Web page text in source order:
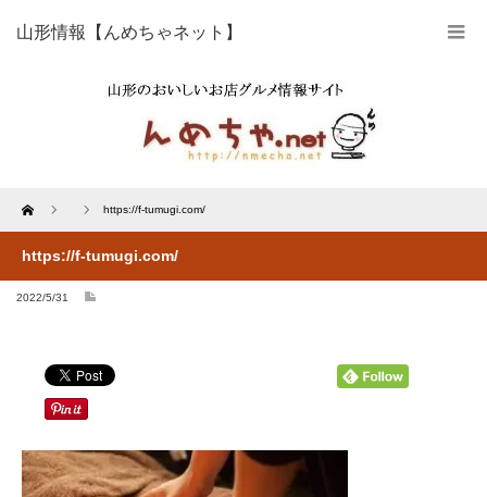
山形情報【んめちゃネット】
Home https://f-tumugi.com/
https://f-tumugi.com/
2022/5/31